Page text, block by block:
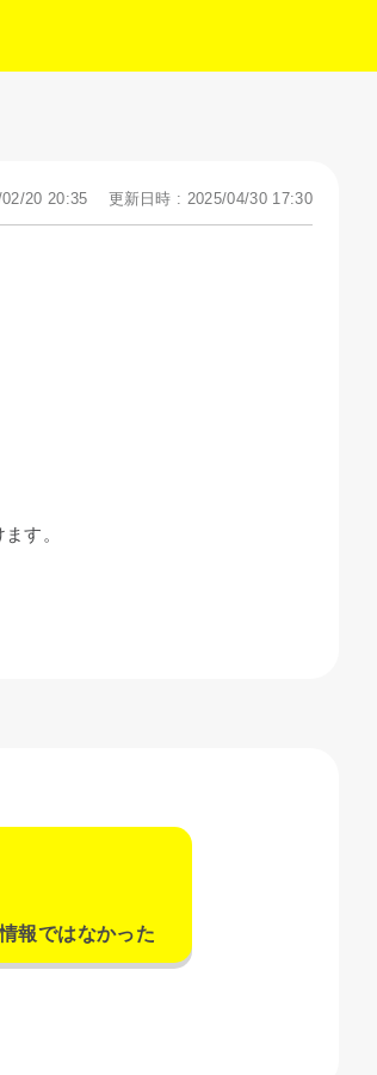
20 20:35 更新日時 : 2025/04/30 17:30
す。
報ではなかった